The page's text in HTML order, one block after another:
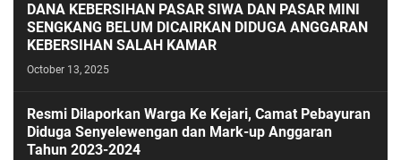
DANA KEBERSIHAN PASAR SIWA DAN PASAR MINI
SENGKANG BELUM DICAIRKAN DIDUGA ANGGARAN
KEBERSIHAN SALAH KAMAR
October 13, 2025
Resmi Dilaporkan Warga Ke Kejari, Camat Pebayuran
Diduga Senyelewengan dan Mark-up Anggaran
Tahun 2023-2024